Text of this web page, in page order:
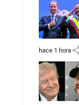
hace 1 hora